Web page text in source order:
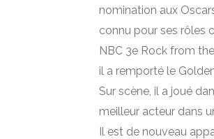
nomination aux
connu pour ses rôles
NBC 3e Rock from
il a remporté le
Sur scène, il a joué
meilleur acteur dans
Il est de nouveau